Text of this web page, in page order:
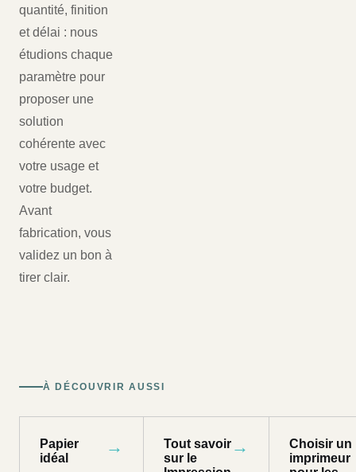
quantité, finition
et délai : nous
étudions chaque
paramètre pour
proposer une
solution
cohérente avec
votre usage et
votre budget.
Avant
fabrication, vous
validez un bon à
tirer clair.
À DÉCOUVRIR AUSSI
Papier
idéal
→
Tout savoir
sur le
→
Choisir un
imprimeur